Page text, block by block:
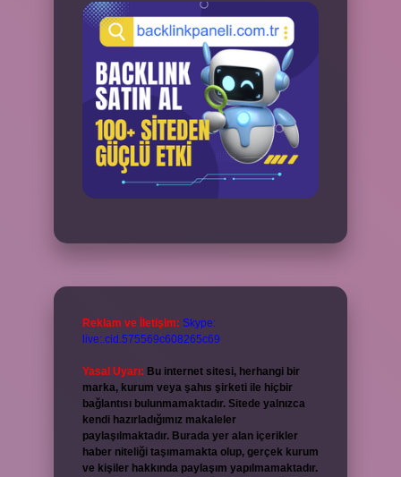
Reklam ve İletişim: Skype:
live:.cid.575569c608265c69
Yasal Uyarı: Bu internet sitesi, herhangi bir
marka, kurum veya şahıs şirketi ile hiçbir
bağlantısı bulunmamaktadır. Sitede yalnızca
kendi hazırladığımız makaleler
paylaşılmaktadır. Burada yer alan içerikler
haber niteliği taşımamakta olup, gerçek kurum
ve kişiler hakkında paylaşım yapılmamaktadır.